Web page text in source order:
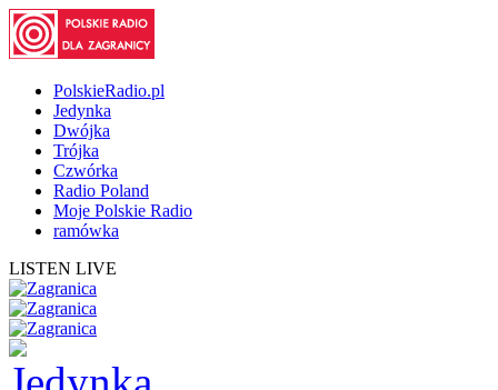
PolskieRadio.pl
Jedynka
Dwójka
Trójka
Czwórka
Radio Poland
Moje Polskie Radio
ramówka
LISTEN LIVE